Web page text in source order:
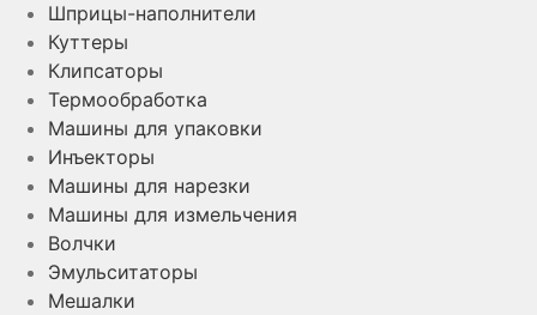
Шприцы-наполнители
Куттеры
Клипсаторы
Термообработка
Машины для упаковки
Инъекторы
Машины для нарезки
Машины для измельчения
Волчки
Эмульситаторы
Мешалки